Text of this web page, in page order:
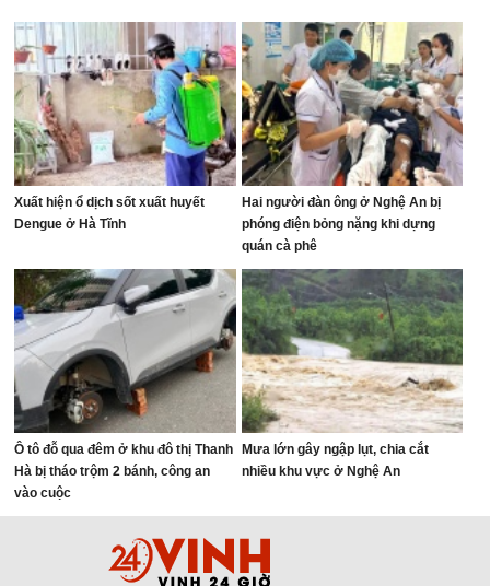
Xuất hiện ổ dịch sốt xuất huyết
Dengue ở Hà Tĩnh
Hai người đàn ông ở Nghệ An bị
phóng điện bỏng nặng khi dựng
quán cà phê
Ô tô đỗ qua đêm ở khu đô thị Thanh
Hà bị tháo trộm 2 bánh, công an
vào cuộc
Mưa lớn gây ngập lụt, chia cắt
nhiều khu vực ở Nghệ An